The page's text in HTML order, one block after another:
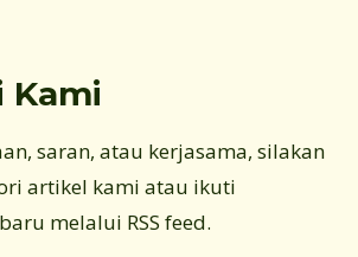
Kami
saran, atau kerjasama, silakan
artikel kami atau ikuti
melalui RSS feed.